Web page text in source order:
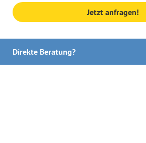
Jetzt anfragen!
Direkte Beratung?